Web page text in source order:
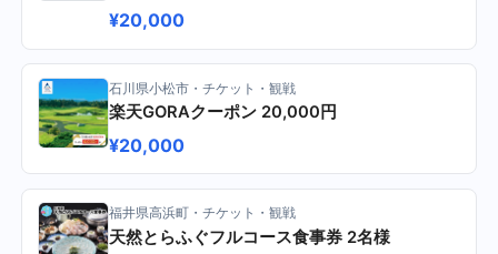
¥20,000
石川県小松市・チケット・観戦
楽天GORAクーポン 20,000円
¥20,000
福井県高浜町・チケット・観戦
天然とらふぐフルコース食事券 2名様